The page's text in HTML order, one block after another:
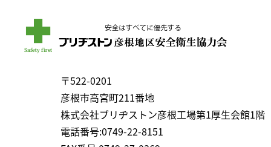
〒522-0201
彦根市高宮町211番地
株式会社ブリヂストン彦根工場第1厚生会館1階
電話番号:0749-22-8151